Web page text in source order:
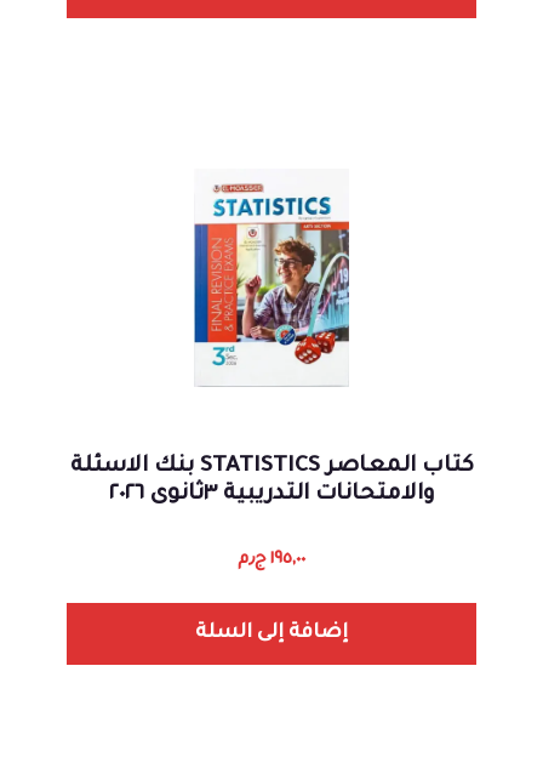
كتاب المعاصر STATISTICS بنك الاسئلة
والامتحانات التدريبية ٣ثانوى ٢٠٢٦
١٩٥,٠٠ ج٫م
إضافة إلى السلة